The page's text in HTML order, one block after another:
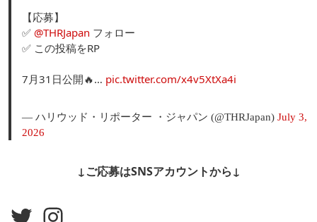
【応募】
✅ @THRJapan フォロー
✅ この投稿をRP
7月31日公開🔥… pic.twitter.com/x4v5XtXa4i
— ハリウッド・リポーター ・ジャパン (@THRJapan) July 3,
2026
↓ご応募はSNSアカウントから↓
Twitter Instagram